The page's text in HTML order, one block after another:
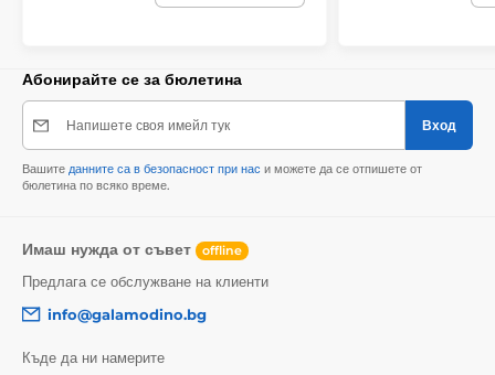
Абонирайте се за бюлетина
Напишете своя имейл тук Вход
Вашите данните са в безопасност при нас и можете да се отпишете от
бюлетина по всяко време.
Имаш нужда от съвет offline
Предлага се обслужване на клиенти
info@galamodino.bg
Къде да ни намерите